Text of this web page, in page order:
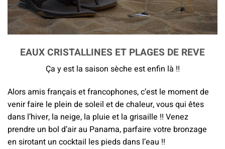
EAUX CRISTALLINES ET PLAGES DE REVE
Ça y est la saison sèche est enfin là !!
Alors amis français et francophones, c’est le moment de
venir faire le plein de soleil et de chaleur, vous qui êtes
dans l’hiver, la neige, la pluie et la grisaille !! Venez
prendre un bol d’air au Panama, parfaire votre bronzage
en sirotant un cocktail les pieds dans l’eau !!